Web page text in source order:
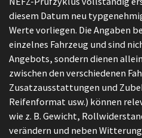
diesem Datum neu
Werte vorliegen. Die Angaben
einzelnes Fahrzeug und sind
Angebots, sondern dienen
zwischen den verschiedenen
Zusatzausstattungen und
Reifenformat usw.) können
wie z. B. Gewicht,
verändern und neben